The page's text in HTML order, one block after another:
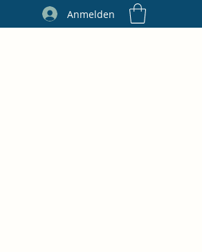
Anmelden